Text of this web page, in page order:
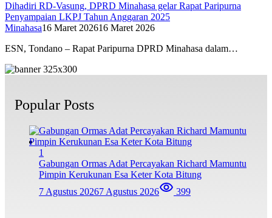
Dihadiri RD-Vasung, DPRD Minahasa gelar Rapat Paripurna
Penyampaian LKPJ Tahun Anggaran 2025
Minahasa16 Maret 202616 Maret 2026
ESN, Tondano – Rapat Paripurna DPRD Minahasa dalam…
Popular Posts
1
Gabungan Ormas Adat Percayakan Richard Mamuntu
Pimpin Kerukunan Esa Keter Kota Bitung
7 Agustus 20267 Agustus 2026 399